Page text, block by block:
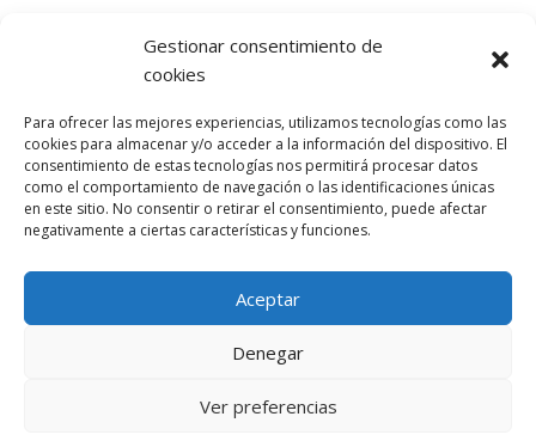
Gestionar consentimiento de
cookies
Para ofrecer las mejores experiencias, utilizamos tecnologías como las
cookies para almacenar y/o acceder a la información del dispositivo. El
consentimiento de estas tecnologías nos permitirá procesar datos
como el comportamiento de navegación o las identificaciones únicas
en este sitio. No consentir o retirar el consentimiento, puede afectar
negativamente a ciertas características y funciones.
Aceptar
Denegar
Ver preferencias
Deja una respuesta
comentario.
Entra con tu red social
He leído y acepto laPolítica de Privacidad